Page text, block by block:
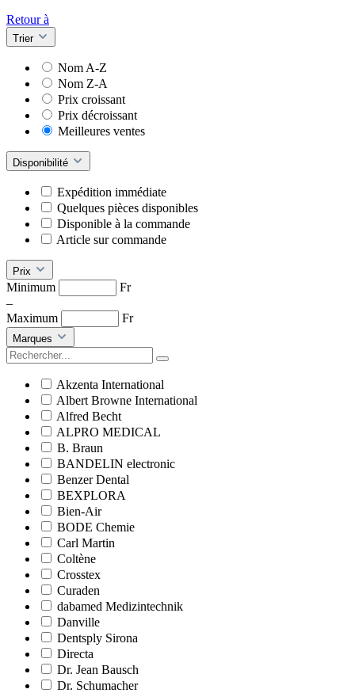
Retour à
Trier
Nom A-Z
Nom Z-A
Prix croissant
Prix décroissant
Meilleures ventes
Disponibilité
Expédition immédiate
Quelques pièces disponibles
Disponible à la commande
Article sur commande
Prix
Minimum
Fr
–
Maximum
Fr
Marques
Akzenta International
Albert Browne International
Alfred Becht
ALPRO MEDICAL
B. Braun
BANDELIN electronic
Benzer Dental
BEXPLORA
Bien-Air
BODE Chemie
Carl Martin
Coltène
Crosstex
Curaden
dabamed Medizintechnik
Danville
Dentsply Sirona
Directa
Dr. Jean Bausch
Dr. Schumacher